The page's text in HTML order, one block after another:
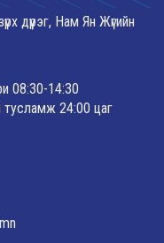
дүүрэг, Нам Ян Жүгийн
08:30-14:30
тусламж 24:00 цаг